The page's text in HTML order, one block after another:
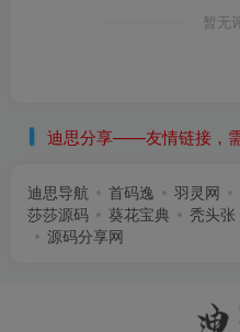
暂无
迪思分享——友情链接，
迪思导航 首码逸 羽灵网
莎莎源码
葵花宝典 秃头张
源码分享网